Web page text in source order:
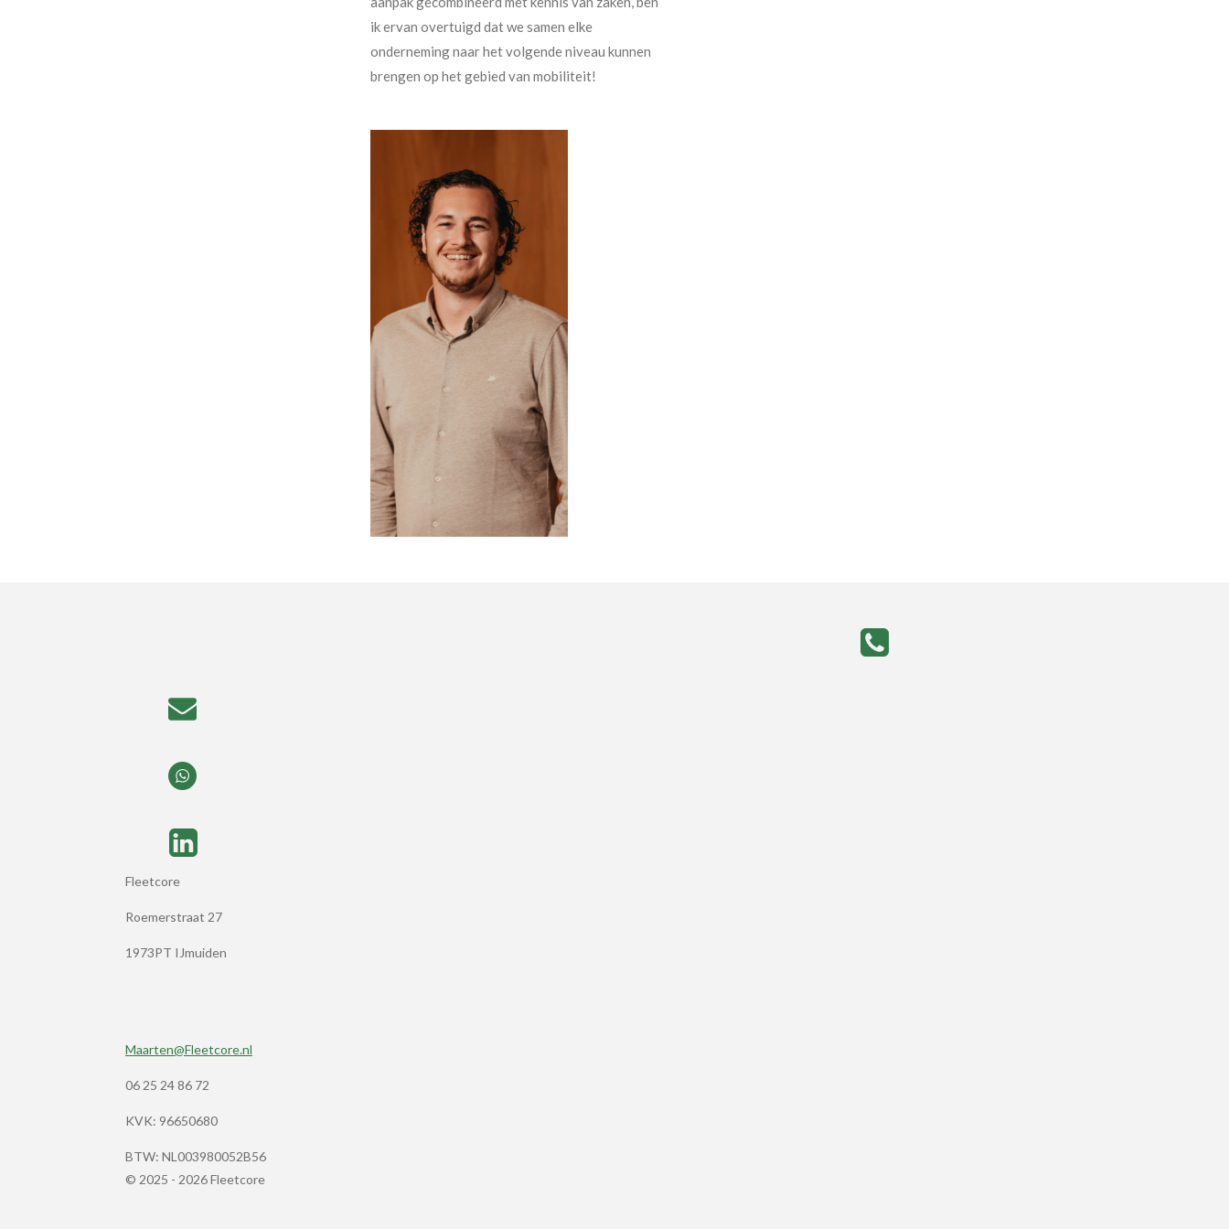
ik ervan overtuigd dat we samen elke
onderneming naar het volgende niveau kunnen
brengen op het gebied van mobiliteit!
Fleetcore
Roemerstraat 27
1973PT IJmuiden
Maarten@Fleetcore.nl
06 25 24 86 72
KVK: 96650680
BTW: NL003980052B56
© 2025 - 2026 Fleetcore